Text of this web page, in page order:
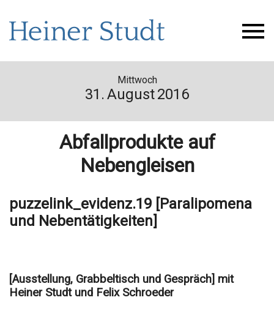
Mittwoch
31.August2016
Abfallprodukte auf
Nebengleisen
puzzelink_evidenz.19 [Paralipomena
und Nebentätigkeiten]
[Ausstellung, Grabbeltisch und Gespräch] mit
Heiner Studt und Felix Schroeder